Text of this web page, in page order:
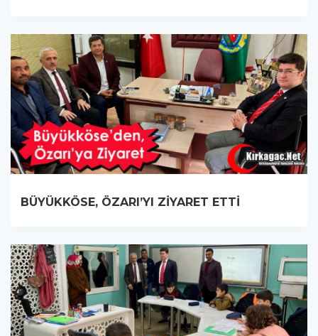
BÜYÜKKÖSE, ÖZARI’YI ZİYARET ETTİ